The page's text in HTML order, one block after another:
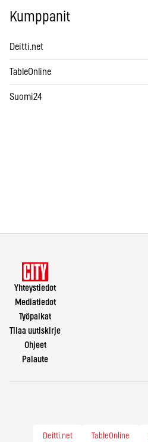
Kumppanit
Deitti.net
TableOnline
Suomi24
Yhteystiedot
Mediatiedot
Työpaikat
Tilaa uutiskirje
Ohjeet
Palaute
Deitti.net TableOnline